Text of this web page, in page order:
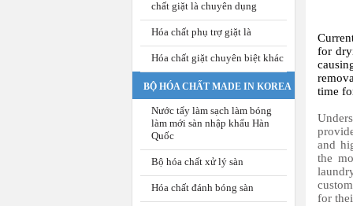
chất giặt là chuyên dụng
Hóa chất phụ trợ giặt là
Hóa chất giặt chuyên biệt khác
BỘ HÓA CHẤT MADE IN KOREA
Nước tẩy làm sạch làm bóng
làm mới sàn nhập khẩu Hàn
Quốc
Bộ hóa chất xử lý sàn
Hóa chất đánh bóng sàn
for
time
and
the
for